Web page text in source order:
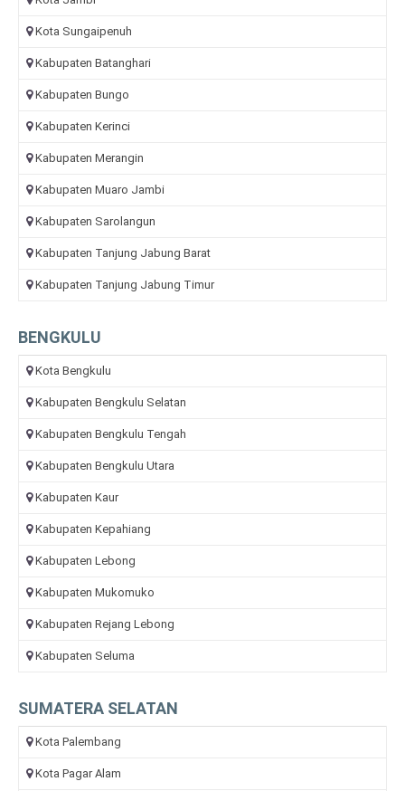
Kota Sungaipenuh
Kabupaten Batanghari
Kabupaten Bungo
Kabupaten Kerinci
Kabupaten Merangin
Kabupaten Muaro Jambi
Kabupaten Sarolangun
Kabupaten Tanjung Jabung Barat
Kabupaten Tanjung Jabung Timur
BENGKULU
Kota Bengkulu
Kabupaten Bengkulu Selatan
Kabupaten Bengkulu Tengah
Kabupaten Bengkulu Utara
Kabupaten Kaur
Kabupaten Kepahiang
Kabupaten Lebong
Kabupaten Mukomuko
Kabupaten Rejang Lebong
Kabupaten Seluma
SUMATERA SELATAN
Kota Palembang
Kota Pagar Alam